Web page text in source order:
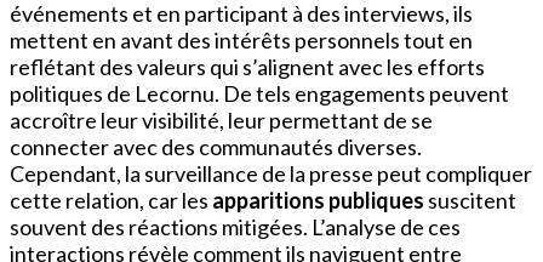
événements et en participant à des interviews, ils
mettent en avant des intérêts personnels tout en
reflétant des valeurs qui s’alignent avec les efforts
politiques de Lecornu. De tels engagements peuvent
accroître leur visibilité, leur permettant de se
connecter avec des communautés diverses.
Cependant, la surveillance de la presse peut compliquer
cette relation, car les apparitions publiques suscitent
souvent des réactions mitigées. L’analyse de ces
interactions révèle comment ils naviguent entre